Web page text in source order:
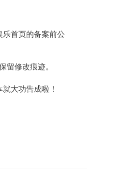
首页的备案前公
修改痕迹。
大功告成啦！